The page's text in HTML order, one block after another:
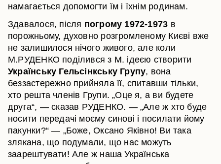
намагається допомогти їм і їхнім родинам.
Здавалося, після погрому 1972-1973 в
порожньому, духовно розгромленому Києві вже
не залишилося нічого живого, але коли
М.РУДЕНКО поділився з М. ідеєю створити
Українську Гельсінкську Групу, вона
беззастережно прийняла її, спитавши тільки,
хто решта членів Групи. „Оце я, а ви будете
друга“, — сказав РУДЕНКО. — „Але ж хто буде
носити передачі моєму синові і посилати йому
пакунки?“ — „Боже, Оксано Яківно! Ви така
злякана, що подумали, що нас можуть
заарештувати! Але ж наша Українська